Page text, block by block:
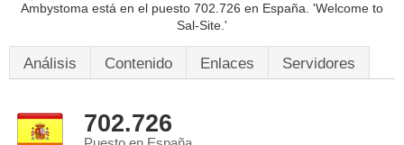
Ambystoma está en el puesto 702.726 en España. 'Welcome to
Sal-Site.'
Análisis Contenido Enlaces Servidores
702.726